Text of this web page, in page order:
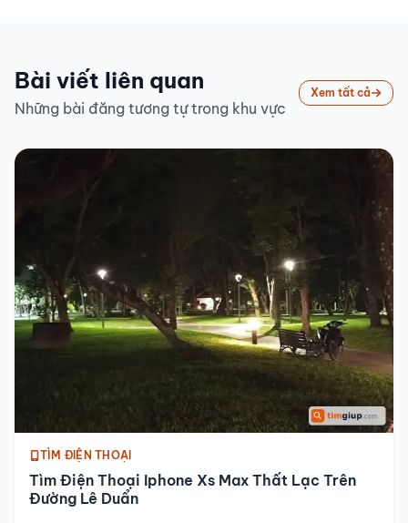
Bài viết liên quan
Những bài đăng tương tự trong khu vực
Xem tất cả
TÌM ĐIỆN THOẠI
Tìm Điện Thoại Iphone Xs Max Thất Lạc Trên
Đường Lê Duẩn